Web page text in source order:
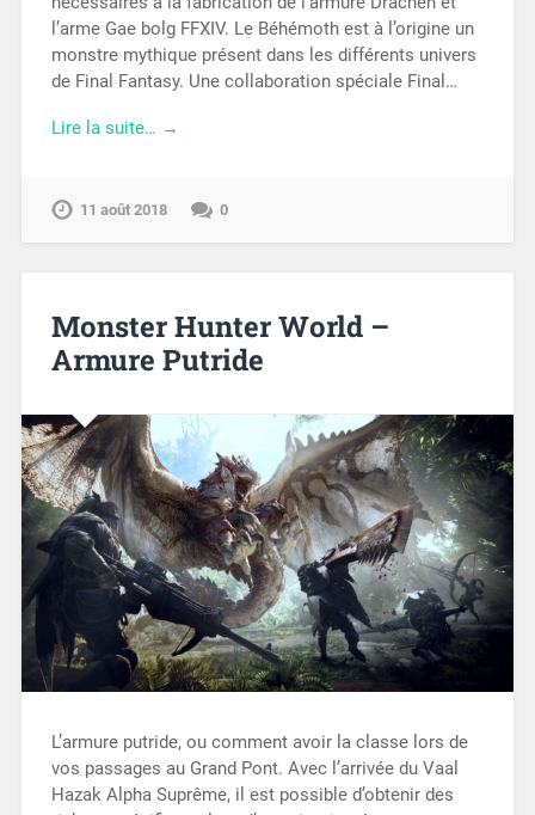
l’arme Gae bolg FFXIV. Le Béhémoth est à l’origine un
monstre mythique présent dans les différents univers
de Final Fantasy. Une collaboration spéciale Final…
Lire la suite… →
11 août 2018 0
Monster Hunter World –
Armure Putride
L’armure putride, ou comment avoir la classe lors de
vos passages au Grand Pont. Avec l’arrivée du Vaal
Hazak Alpha Suprême, il est possible d’obtenir des